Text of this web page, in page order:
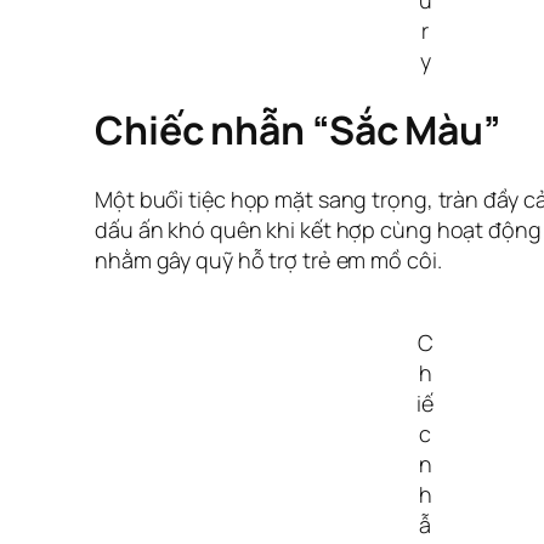
r
y
Chiếc nhẫn “Sắc Màu”
Một buổi tiệc họp mặt sang trọng, tràn đầy
dấu ấn khó quên khi kết hợp cùng hoạt
nhằm gây quỹ hỗ trợ trẻ em mồ côi.
C
h
iế
c
n
h
ẫ